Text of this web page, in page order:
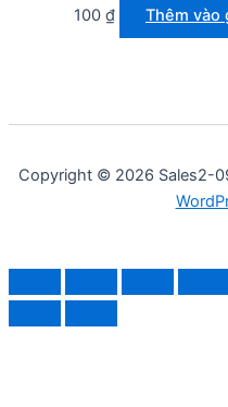
100 ₫ Thêm vào
Copyright © 2026 Sales2-